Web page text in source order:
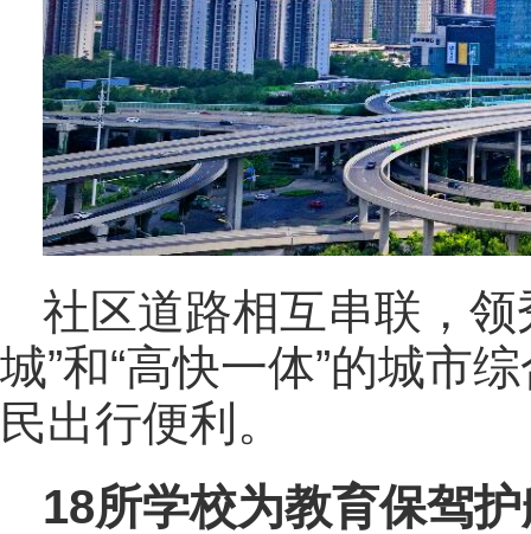
社区道路相互串联，
城”和“高快一体”的城市
民出行便利。
18所学校为教育保驾